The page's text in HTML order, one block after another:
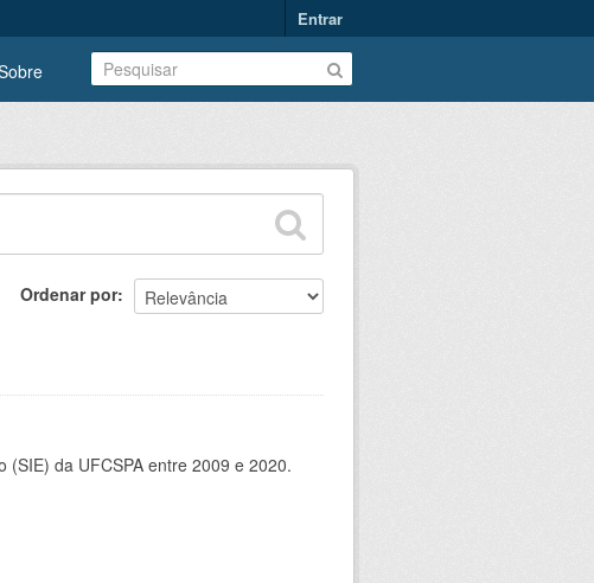
Entrar
Ordenar por
da UFCSPA entre 2009 e 2020.